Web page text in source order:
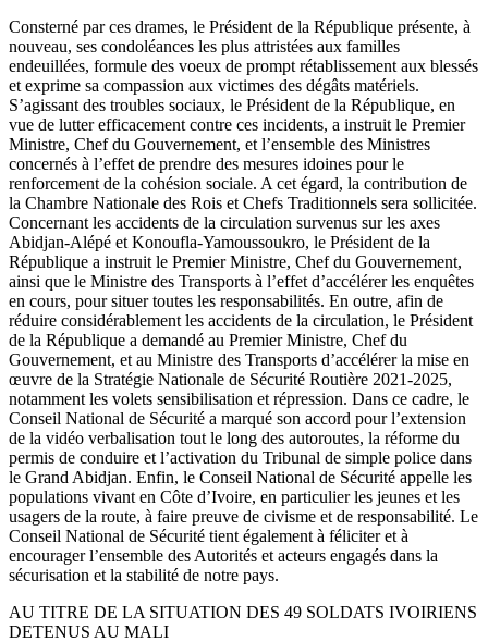
Consterné par ces drames, le Président de la République présente, à
nouveau, ses condoléances les plus attristées aux familles
endeuillées, formule des voeux de prompt rétablissement aux blessés
et exprime sa compassion aux victimes des dégâts matériels.
S’agissant des troubles sociaux, le Président de la République, en
vue de lutter efficacement contre ces incidents, a instruit le Premier
Ministre, Chef du Gouvernement, et l’ensemble des Ministres
concernés à l’effet de prendre des mesures idoines pour le
renforcement de la cohésion sociale. A cet égard, la contribution de
la Chambre Nationale des Rois et Chefs Traditionnels sera sollicitée.
Concernant les accidents de la circulation survenus sur les axes
Abidjan-Alépé et Konoufla-Yamoussoukro, le Président de la
République a instruit le Premier Ministre, Chef du Gouvernement,
ainsi que le Ministre des Transports à l’effet d’accélérer les enquêtes
en cours, pour situer toutes les responsabilités. En outre, afin de
réduire considérablement les accidents de la circulation, le Président
de la République a demandé au Premier Ministre, Chef du
Gouvernement, et au Ministre des Transports d’accélérer la mise en
œuvre de la Stratégie Nationale de Sécurité Routière 2021-2025,
notamment les volets sensibilisation et répression. Dans ce cadre, le
Conseil National de Sécurité a marqué son accord pour l’extension
de la vidéo verbalisation tout le long des autoroutes, la réforme du
permis de conduire et l’activation du Tribunal de simple police dans
le Grand Abidjan. Enfin, le Conseil National de Sécurité appelle les
populations vivant en Côte d’Ivoire, en particulier les jeunes et les
usagers de la route, à faire preuve de civisme et de responsabilité. Le
Conseil National de Sécurité tient également à féliciter et à
encourager l’ensemble des Autorités et acteurs engagés dans la
sécurisation et la stabilité de notre pays.
AU TITRE DE LA SITUATION DES 49 SOLDATS IVOIRIENS
DETENUS AU MALI